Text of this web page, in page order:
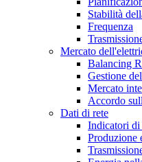
Stabilità
Frequenza
Mercato
Balancing
Gestione
Mercato
Accordo
Dati di rete
Indicatori di
Produzione